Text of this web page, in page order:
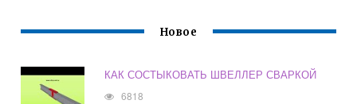
Новое
КАК СОСТЫКОВАТЬ ШВЕЛЛЕР СВАРКОЙ
6818